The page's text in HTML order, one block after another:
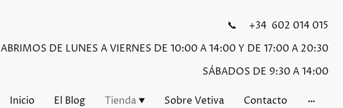
📞 +34 602 014 015
ABRIMOS DE LUNES A VIERNES DE 10:00 A 14:00 Y DE 17:00 A 20:30
SÁBADOS DE 9:30 A 14:00
Inicio El Blog Tienda Sobre Vetiva Contacto